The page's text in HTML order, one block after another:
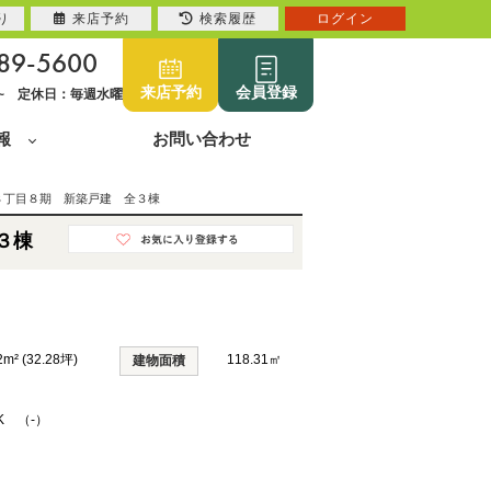
5600
定休日：毎週水曜 来店予約 会員登録
お問い合わせ
丁目８期 新築戸建 全３棟
棟
(32.28坪) 建物面積 118.31㎡
（-）
来店予約 検索履歴 ログイン